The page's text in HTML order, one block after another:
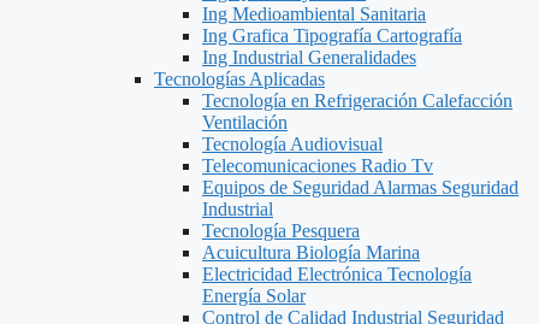
Ing Medioambiental Sanitaria
Ing Grafica Tipografía Cartografía
Ing Industrial Generalidades
Tecnologías Aplicadas
Tecnología en Refrigeración Calefacción
Ventilación
Tecnología Audiovisual
Telecomunicaciones Radio Tv
Equipos de Seguridad Alarmas Seguridad
Industrial
Tecnología Pesquera
Acuicultura Biología Marina
Electricidad Electrónica Tecnología
Energía Solar
Control de Calidad Industrial Seguridad